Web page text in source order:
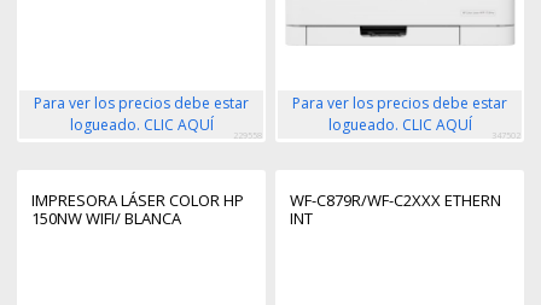
Para ver los precios debe estar
logueado. CLIC AQUÍ
229558
Para ver los precios debe estar
logueado. CLIC AQUÍ
347502
IMPRESORA LÁSER COLOR HP
150NW WIFI/ BLANCA
WF-C879R/WF-C2XXX ETHERN
INT